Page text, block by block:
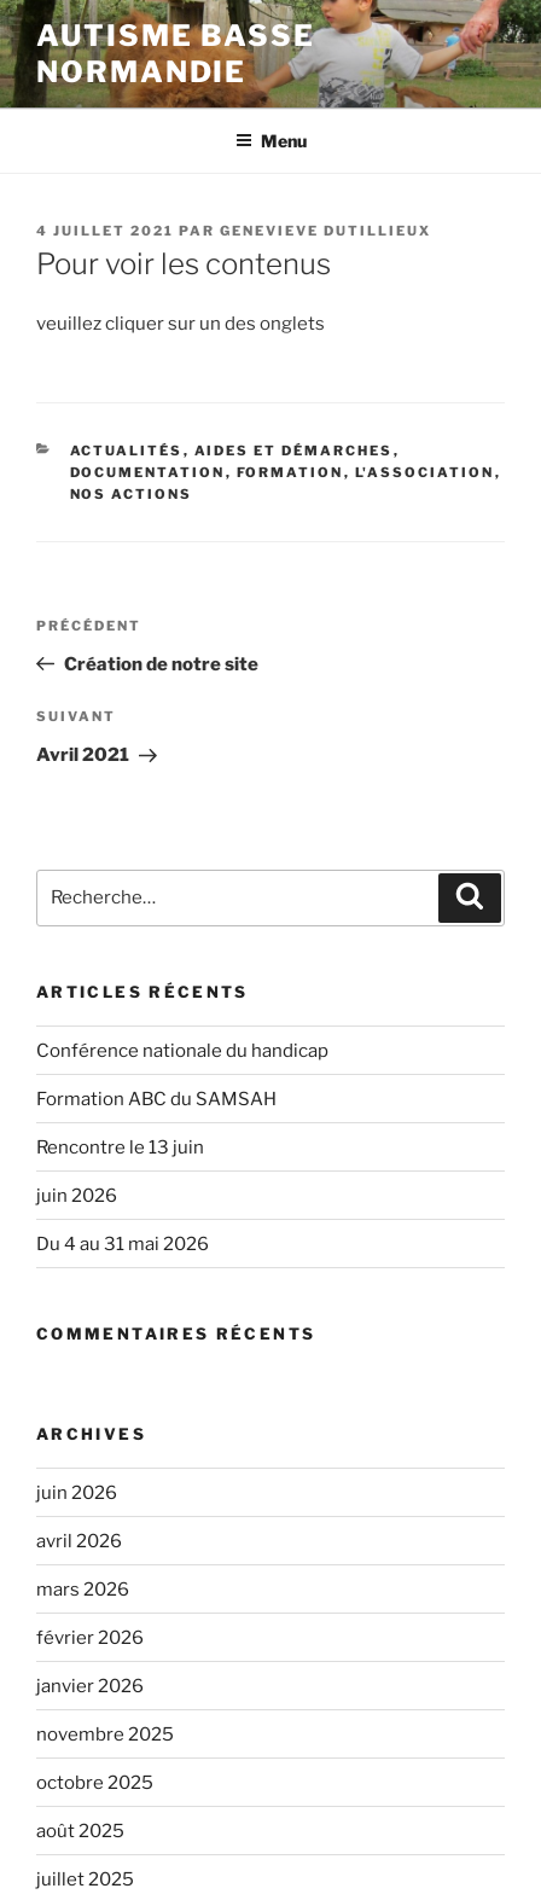
Aller
au
contenu
principal
AUTISME BASSE
NORMANDIE
Menu
PUBLIÉ
LE
4 JUILLET 2021 PAR GENEVIEVE DUTILLIEUX
Pour voir les contenus
veuillez cliquer sur un des onglets
CATÉGORIES
ACTUALITÉS , AIDES ET DÉMARCHES ,
DOCUMENTATION , FORMATION , L'ASSOCIATION ,
NOS ACTIONS
Navigation
l’article
Article
précédent
PRÉCÉDENT
Création de notre site
Article
suivant
SUIVANT
Avril 2021
pour
ARTICLES RÉCENTS
Conférence nationale du handicap
Formation ABC du SAMSAH
Rencontre le 13 juin
juin 2026
Du 4 au 31 mai 2026
COMMENTAIRES RÉCENTS
ARCHIVES
juin 2026
avril 2026
mars 2026
février 2026
janvier 2026
novembre 2025
octobre 2025
août 2025
juillet 2025